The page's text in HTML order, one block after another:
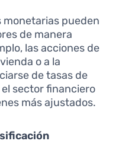
monetarias pueden
de manera
las acciones de
o a la
de tasas de
sector financiero
más ajustados.